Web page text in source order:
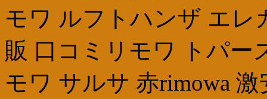
モワ ルフトハンザ エレ
販 口コミリモワ トパー
モワ サルサ 赤rimowa